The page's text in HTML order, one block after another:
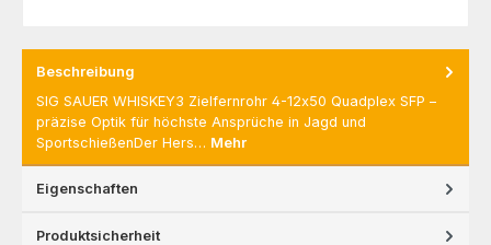
Beschreibung
SIG SAUER WHISKEY3 Zielfernrohr 4-12x50 Quadplex SFP –
präzise Optik für höchste Ansprüche in Jagd und
SportschießenDer Hers… Mehr
Eigenschaften
Produktsicherheit